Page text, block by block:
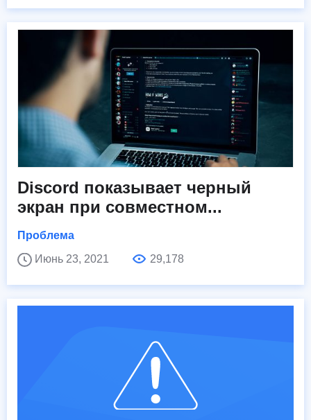
Discord показывает черный
экран при совместном...
Проблема
Июнь 23, 2021
29,178